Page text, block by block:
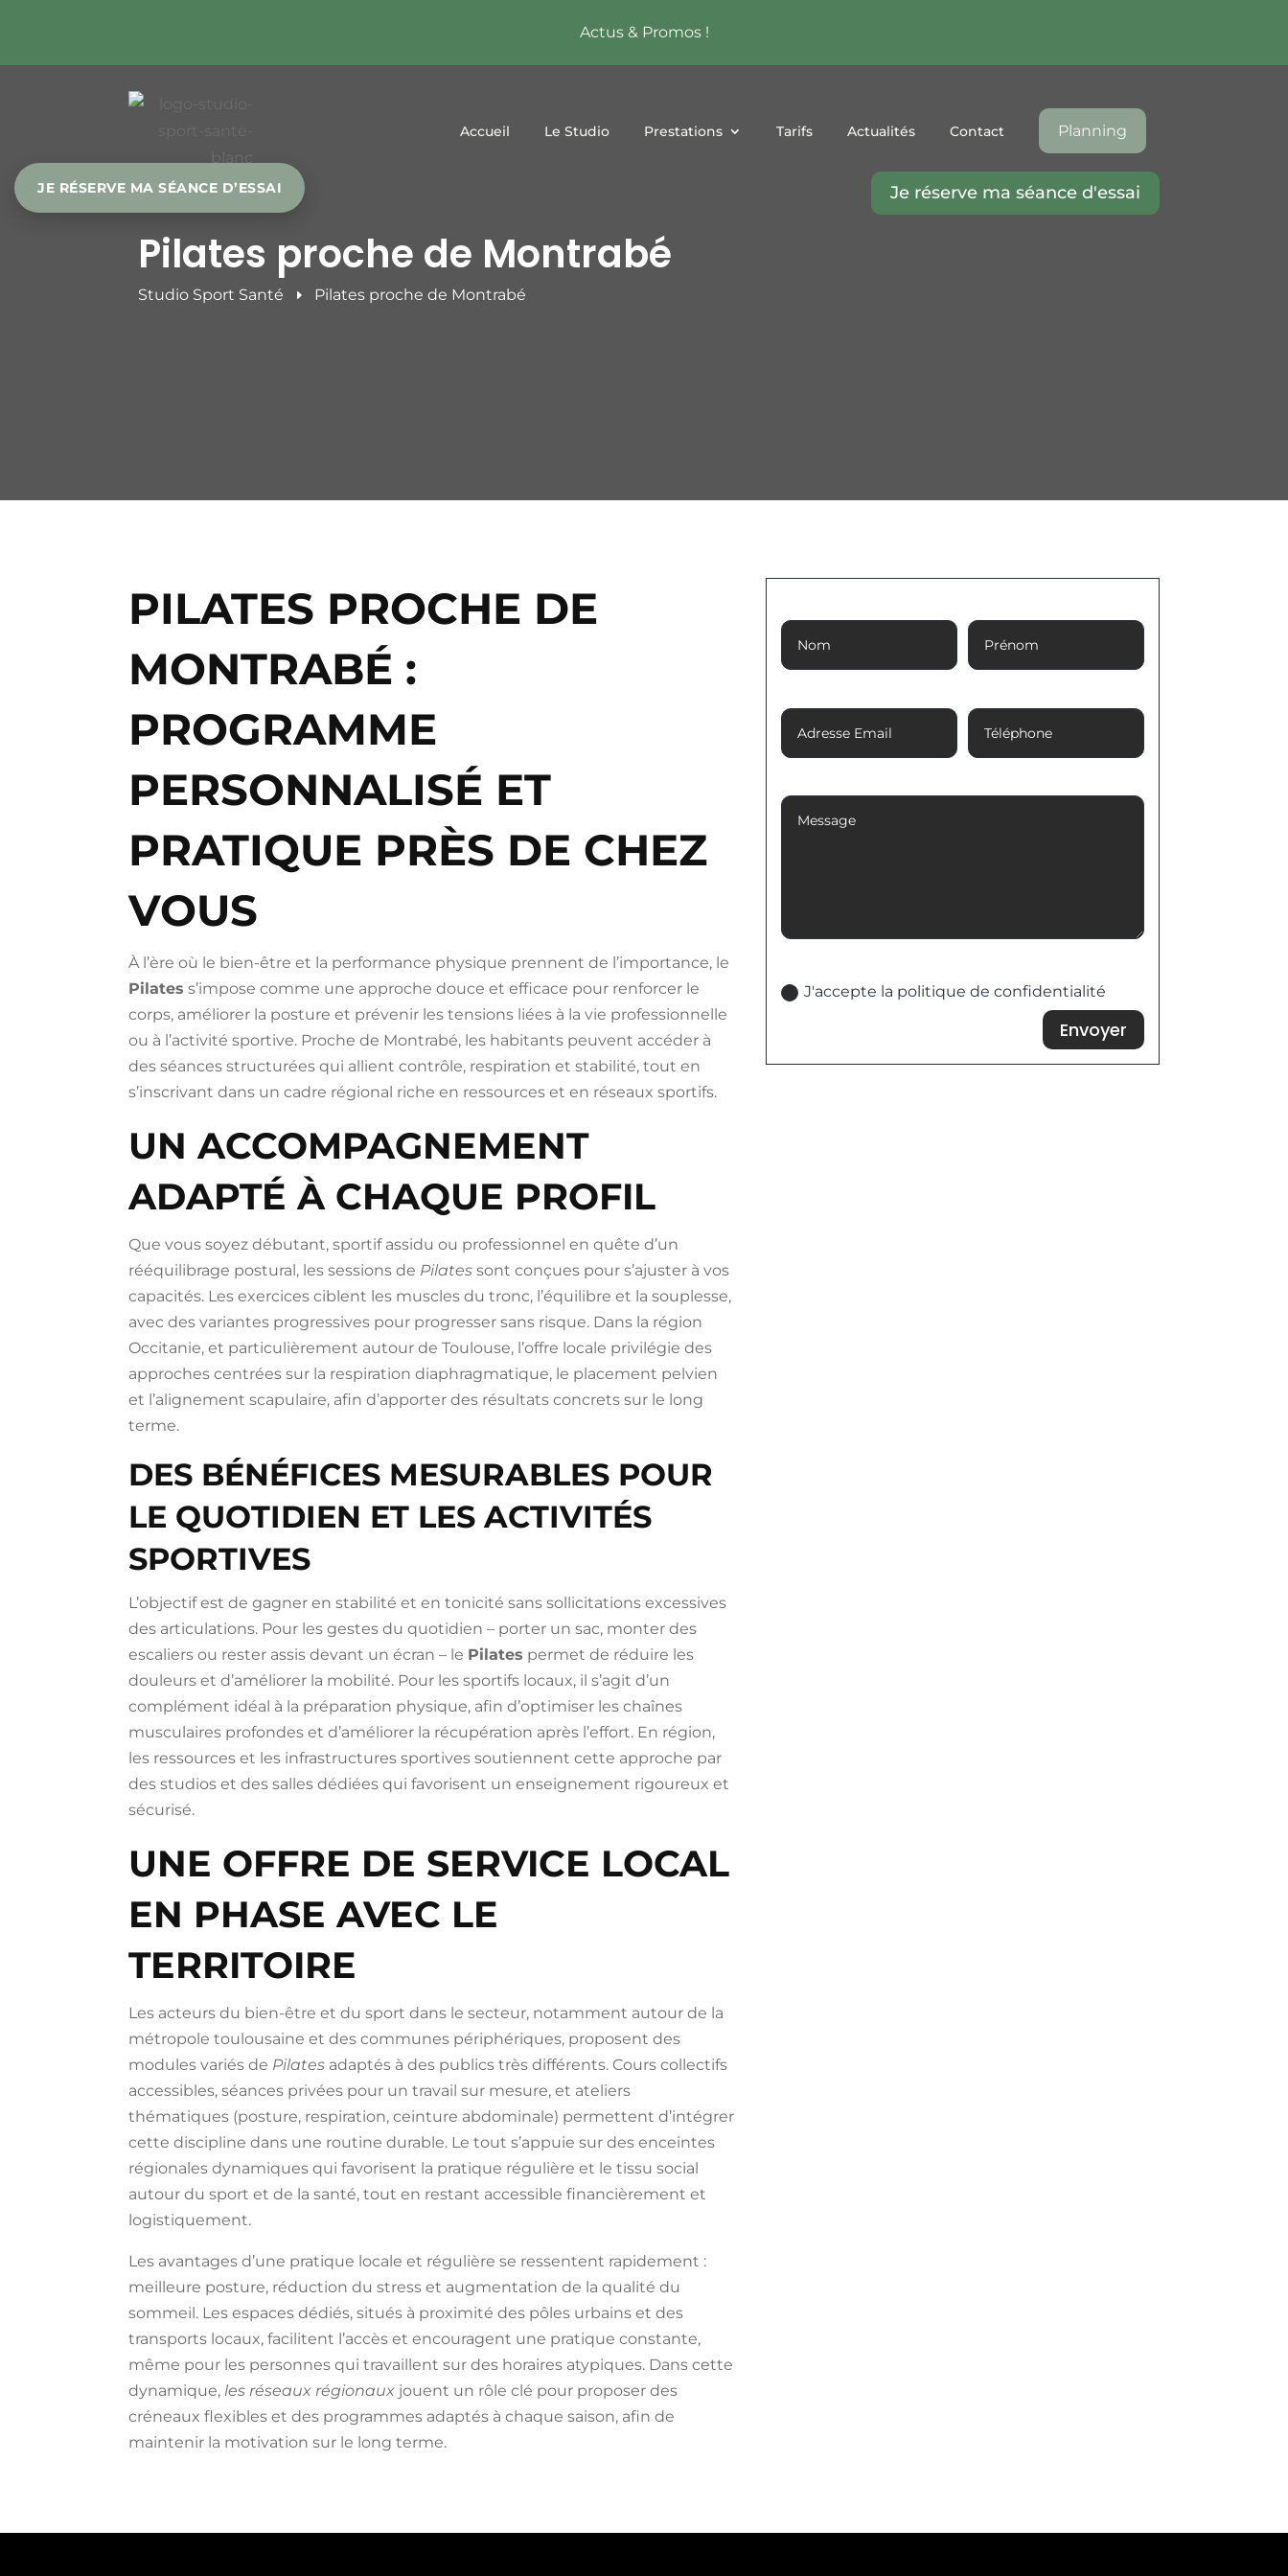
Actus & Promos !
Accueil Le Studio Prestations Tarifs Actualités Contact Planning
Je réserve ma séance d'essai
Pilates proche de Montrabé
Studio Sport Santé E Pilates proche de Montrabé
PILATES PROCHE DE
MONTRABÉ :
PROGRAMME
PERSONNALISÉ ET
PRATIQUE PRÈS DE CHEZ
VOUS
À l’ère où le bien-être et la performance physique prennent de l’importance, le
Pilates s’impose comme une approche douce et efficace pour renforcer le
corps, améliorer la posture et prévenir les tensions liées à la vie professionnelle
ou à l’activité sportive. Proche de Montrabé, les habitants peuvent accéder à
des séances structurées qui allient contrôle, respiration et stabilité, tout en
s’inscrivant dans un cadre régional riche en ressources et en réseaux sportifs.
UN ACCOMPAGNEMENT
ADAPTÉ À CHAQUE PROFIL
Que vous soyez débutant, sportif assidu ou professionnel en quête d’un
rééquilibrage postural, les sessions de Pilates sont conçues pour s’ajuster à vos
capacités. Les exercices ciblent les muscles du tronc, l’équilibre et la souplesse,
avec des variantes progressives pour progresser sans risque. Dans la région
Occitanie, et particulièrement autour de Toulouse, l’offre locale privilégie des
approches centrées sur la respiration diaphragmatique, le placement pelvien
et l’alignement scapulaire, afin d’apporter des résultats concrets sur le long
terme.
DES BÉNÉFICES MESURABLES POUR
LE QUOTIDIEN ET LES ACTIVITÉS
SPORTIVES
L’objectif est de gagner en stabilité et en tonicité sans sollicitations excessives
des articulations. Pour les gestes du quotidien – porter un sac, monter des
escaliers ou rester assis devant un écran – le Pilates permet de réduire les
douleurs et d’améliorer la mobilité. Pour les sportifs locaux, il s’agit d’un
complément idéal à la préparation physique, afin d’optimiser les chaînes
musculaires profondes et d’améliorer la récupération après l’effort. En région,
les ressources et les infrastructures sportives soutiennent cette approche par
des studios et des salles dédiées qui favorisent un enseignement rigoureux et
sécurisé.
UNE OFFRE DE SERVICE LOCAL
EN PHASE AVEC LE
TERRITOIRE
Les acteurs du bien-être et du sport dans le secteur, notamment autour de la
métropole toulousaine et des communes périphériques, proposent des
modules variés de Pilates adaptés à des publics très différents. Cours collectifs
accessibles, séances privées pour un travail sur mesure, et ateliers
thématiques (posture, respiration, ceinture abdominale) permettent d’intégrer
cette discipline dans une routine durable. Le tout s’appuie sur des enceintes
régionales dynamiques qui favorisent la pratique régulière et le tissu social
autour du sport et de la santé, tout en restant accessible financièrement et
logistiquement.
Les avantages d’une pratique locale et régulière se ressentent rapidement :
meilleure posture, réduction du stress et augmentation de la qualité du
sommeil. Les espaces dédiés, situés à proximité des pôles urbains et des
transports locaux, facilitent l’accès et encouragent une pratique constante,
même pour les personnes qui travaillent sur des horaires atypiques. Dans cette
dynamique, les réseaux régionaux jouent un rôle clé pour proposer des
créneaux flexibles et des programmes adaptés à chaque saison, afin de
maintenir la motivation sur le long terme.
J'accepte la politique de confidentialité
Envoyer
JE RÉSERVE MA SÉANCE D’ESSAI